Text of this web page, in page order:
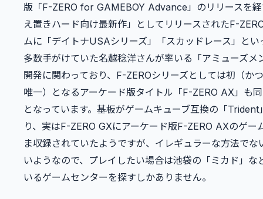
版「F-ZERO for GAMEBOY Advance」のリリースを
え置きハード向け最新作」としてリリースされたF-
ムに「デイトナUSAシリーズ」「スカッドレース」と
多数手がけていた名越稔洋さんが率いる「アミューズメ
開発に関わっており、F-ZEROシリーズとしては初（か
唯一）となるアーケード版タイトル「F-ZERO AX」も
となっています。基板がゲームキューブ互換の「
り、実はF-ZERO GXにアーケード版F-ZERO AXのゲー
ま収録されていたようですが、イレギュラーな方法でな
いようなので、プレイしたい場合は池袋の「ミカド」な
いるゲームセンターを探すしかありません。